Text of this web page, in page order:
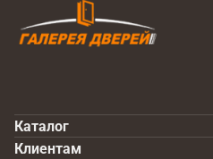
Каталог
Клиентам